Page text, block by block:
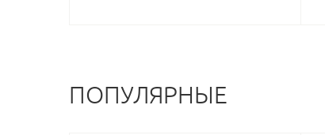
ПОПУЛЯРНЫЕ